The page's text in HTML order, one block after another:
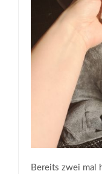
Bereits zwei mal